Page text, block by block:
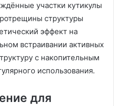
участки кутикулы
структуры
эффект на
встраивании активных
с накопительным
использования.
для